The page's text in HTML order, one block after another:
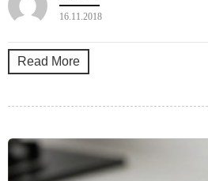
16.11.2018
Read More